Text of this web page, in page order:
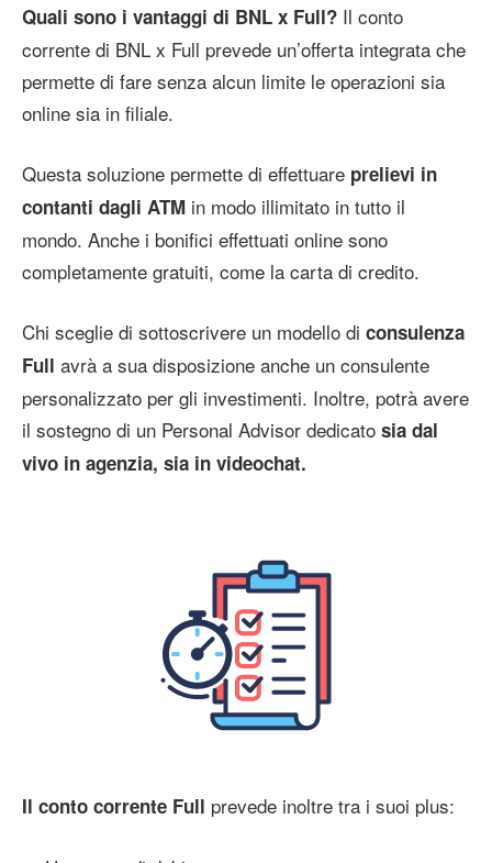
Quali sono i vantaggi di BNL x Full? Il conto
corrente di BNL x Full prevede un’offerta integrata che
permette di fare senza alcun limite le operazioni sia
online sia in filiale.
Questa soluzione permette di effettuare prelievi in
contanti dagli ATM in modo illimitato in tutto il
mondo. Anche i bonifici effettuati online sono
completamente gratuiti, come la carta di credito.
Chi sceglie di sottoscrivere un modello di consulenza
Full avrà a sua disposizione anche un consulente
personalizzato per gli investimenti. Inoltre, potrà avere
il sostegno di un Personal Advisor dedicato sia dal
vivo in agenzia, sia in videochat.
Il conto corrente Full prevede inoltre tra i suoi plus: